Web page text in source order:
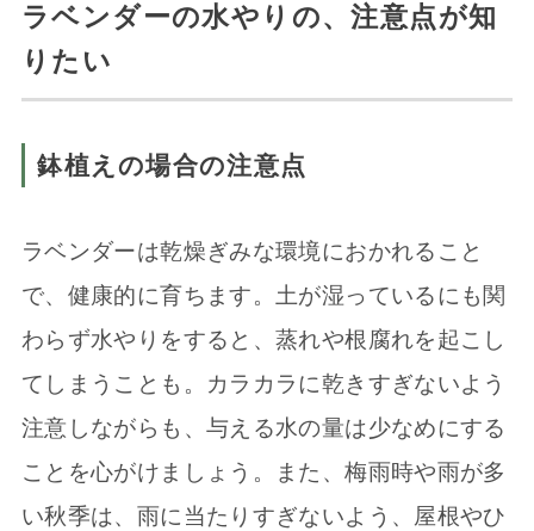
ラベンダーの水やりの、注意点が知
りたい
鉢植えの場合の注意点
ラベンダーは乾燥ぎみな環境におかれること
で、健康的に育ちます。土が湿っているにも関
わらず水やりをすると、蒸れや根腐れを起こし
てしまうことも。カラカラに乾きすぎないよう
注意しながらも、与える水の量は少なめにする
ことを心がけましょう。また、梅雨時や雨が多
い秋季は、雨に当たりすぎないよう、屋根やひ